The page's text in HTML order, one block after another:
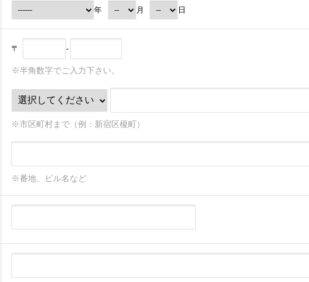
年 月 日
〒 -
※半角数字でご入力下さい。
※市区町村まで（例：新宿区榎町）
※番地、ビル名など